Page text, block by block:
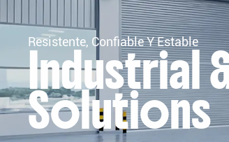
Resistente, Confiable Y Estable
Industrial
Solutions